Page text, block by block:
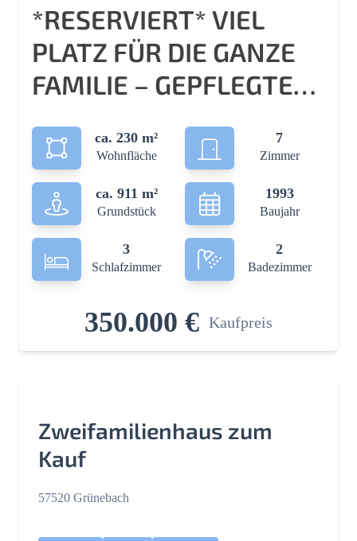
*RESERVIERT* VIEL
PLATZ FÜR DIE GANZE
FAMILIE – GEPFLEGTES
FÜR INDIVIDUELLE
WOHNKONZEPTE!
ca. 230 m²
Wohnfläche
7
Zimmer
ca. 911 m²
Grundstück
1993
Baujahr
3
Schlafzimmer
2
Badezimmer
350.000 € Kaufpreis
Zweifamilienhaus zum
Kauf
57520 Grünebach